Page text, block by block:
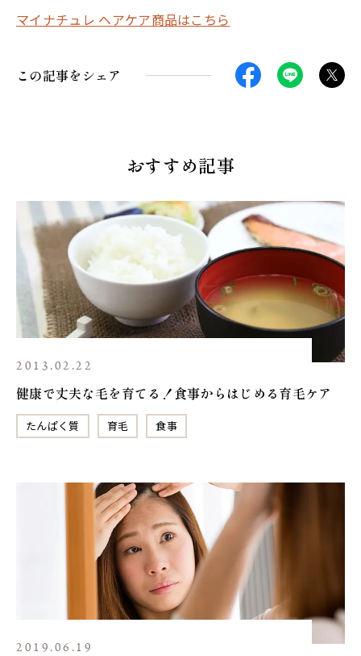
マイナチュレ ヘアケア商品はこちら
この記事をシェア
おすすめ記事
2013.02.22
健康で丈夫な毛を育てる！食事からはじめる育毛ケア
たんぱく質 育毛 食事
2019.06.19